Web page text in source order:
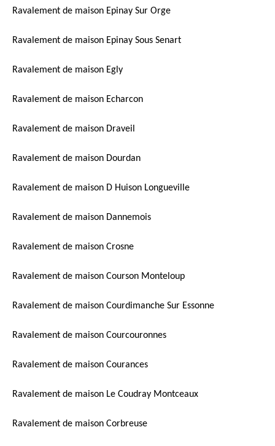
Ravalement de maison Epinay Sur Orge
Ravalement de maison Epinay Sous Senart
Ravalement de maison Egly
Ravalement de maison Echarcon
Ravalement de maison Draveil
Ravalement de maison Dourdan
Ravalement de maison D Huison Longueville
Ravalement de maison Dannemois
Ravalement de maison Crosne
Ravalement de maison Courson Monteloup
Ravalement de maison Courdimanche Sur Essonne
Ravalement de maison Courcouronnes
Ravalement de maison Courances
Ravalement de maison Le Coudray Montceaux
Ravalement de maison Corbreuse